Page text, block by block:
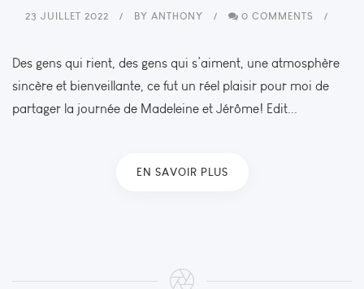
23 JUILLET 2022 BY ANTHONY 0 COMMENTS
Des gens qui rient, des gens qui s’aiment, une atmosphère
sincère et bienveillante, ce fut un réel plaisir pour moi de
partager la journée de Madeleine et Jérôme! Edit...
EN SAVOIR PLUS